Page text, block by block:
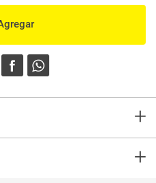
+
tus mejores recetas.
con solo dos ingredientes leche+